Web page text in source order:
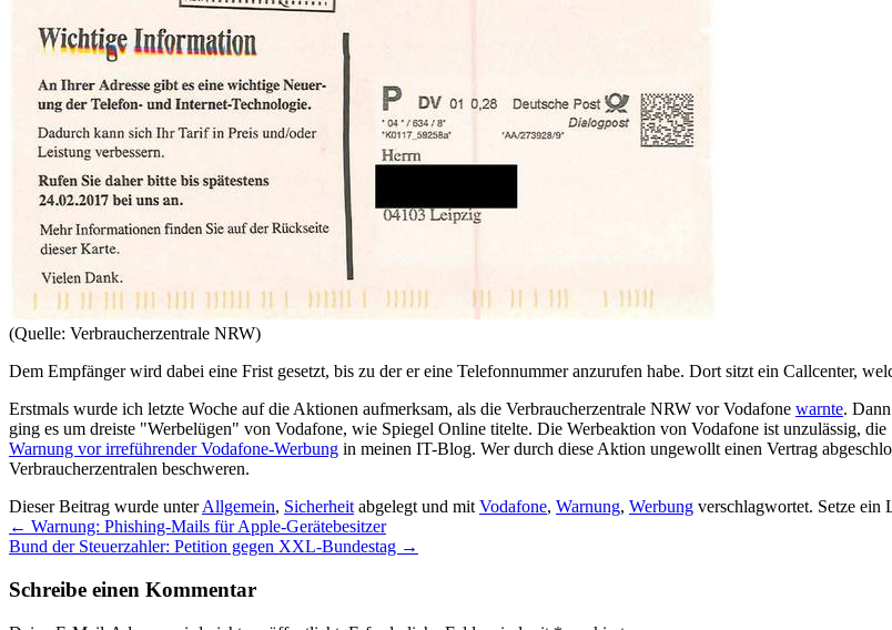
(Quelle: Verbraucherzentrale NRW)
Dem Empfänger wird dabei eine Frist gesetzt, bis zu der er eine Telefonnummer anzurufen habe. Dort sitzt ein Callcenter,
Erstmals wurde ich letzte Woche auf die Aktionen aufmerksam, als die Verbraucherzentrale NRW vor Vodafone warnte.
ging es um dreiste "Werbelügen" von Vodafone, wie Spiegel Online titelte. Die Werbeaktion von Vodafone ist unzulässig,
Warnung vor irreführender Vodafone-Werbung in meinen IT-Blog. Wer durch diese Aktion ungewollt einen Vertrag
Verbraucherzentralen beschweren.
Dieser Beitrag wurde unterAllgemein, Sicherheit abgelegt und mit Vodafone, Warnung, Werbung verschlagwortet. Setze ein
← Warnung: Phishing-Mails für Apple-Gerätebesitzer
Bund der Steuerzahler: Petition gegen XXL-Bundestag →
Schreibe einen Kommentar